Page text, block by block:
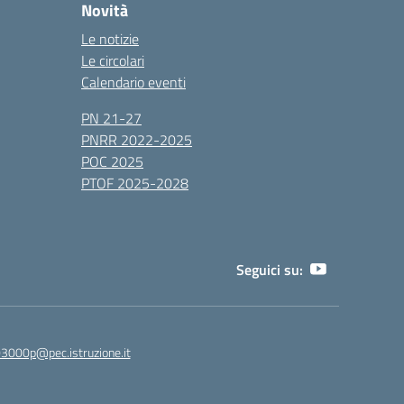
Novità
Le notizie
Le circolari
Calendario eventi
PN 21-27
PNRR 2022-2025
POC 2025
PTOF 2025-2028
Seguici su: